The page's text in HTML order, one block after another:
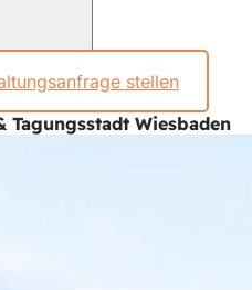
stellen(Öffnet
einem
Wiesbaden